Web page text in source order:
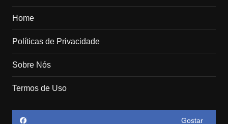
Home
Políticas de Privacidade
Sobre Nós
Termos de Uso
Gostar